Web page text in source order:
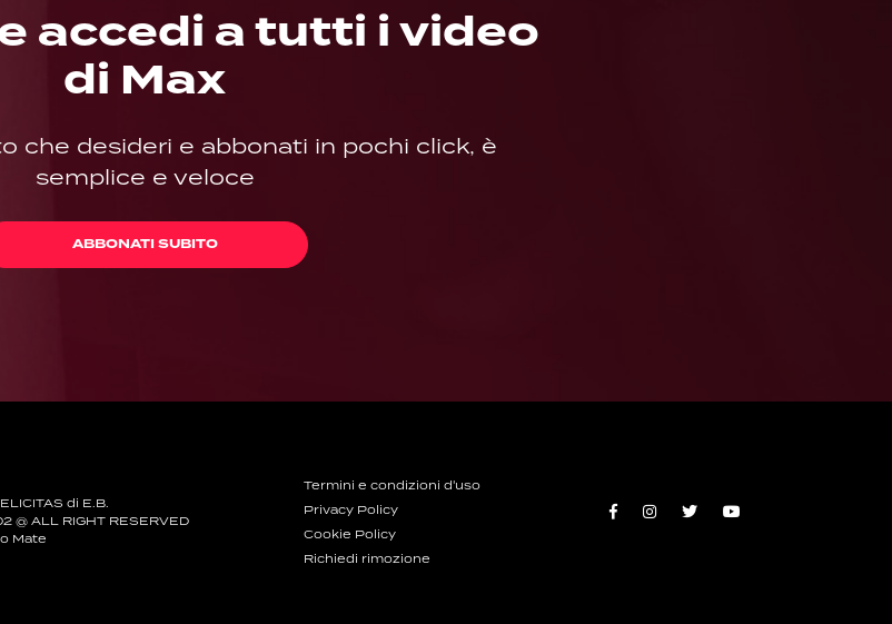
accedi a tutti i video
di Max
che desideri e abbonati in pochi click, è
semplice e veloce
ABBONATI SUBITO
di E.B.
@ ALL RIGHT RESERVED
Mate
Termini e condizioni d'uso
Privacy Policy
Cookie Policy
Richiedi rimozione